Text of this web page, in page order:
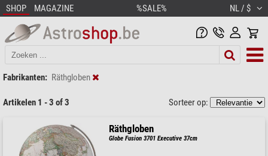
SHOP MAGAZINE %SALE% NL / $
Fabrikanten: Räthgloben
Artikelen 1 - 3 of 3 Sorteer op:
Räthgloben
Globe Fusion 3701 Executive 37cm